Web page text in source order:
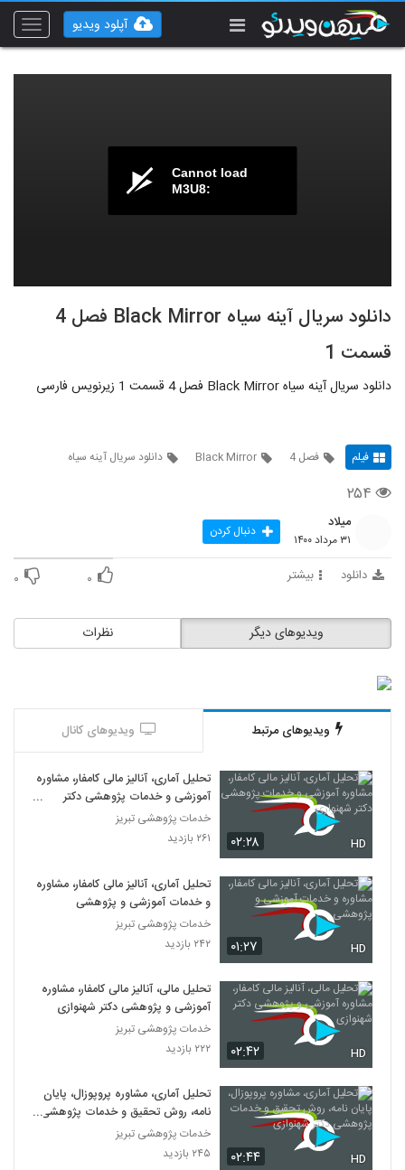
Toggle
آپلود ویدیو
Cannot load
M3U8:
دانلود سریال آینه سیاه Black Mirror فصل 4
قسمت 1
دانلود سریال آینه سیاه Black Mirror فصل 4 قسمت 1 زیرنویس فارسی
فیلم فصل 4 Black Mirror دانلود سریال آینه سیاه
۲۵۴
میلاد
۳۱ مرداد ۱۴۰۰ دنبال کردن
دانلود بیشتر ۰ ۰
نظرات ویدیوهای دیگر
ویدیوهای مرتبط ویدیوهای کانال
۰۲:۲۸ HD
تحلیل آماری، آنالیز مالی کامفار، مشاوره
آموزشی و خدمات پژوهشی دکتر
شهنوازی
خدمات پژوهشی تبریز
۲۶۱ بازدید
۰۱:۲۷ HD
تحلیل آماری، آنالیز مالی کامفار، مشاوره
و خدمات آموزشی و پژوهشی
خدمات پژوهشی تبریز
۲۴۲ بازدید
۰۲:۴۲ HD
تحلیل مالی، آنالیز مالی کامفار، مشاوره
آموزشی و پژوهشی دکتر شهنوازی
خدمات پژوهشی تبریز
۲۲۲ بازدید
۰۲:۴۴ HD
تحلیل آماری، مشاوره پروپوزال، پایان
نامه، روش تحقیق و خدمات پژوهشی
دکتر شهنوازی
خدمات پژوهشی تبریز
۲۴۵ بازدید